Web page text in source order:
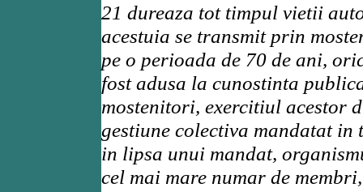
21 dureaza tot timpul vietii
acestuia se transmit prin
pe o perioada de 70 de ani,
fost adusa la cunostinta
mostenitori, exercitiul acestor
gestiune colectiva mandatat
in lipsa unui mandat,
cel mai mare numar de